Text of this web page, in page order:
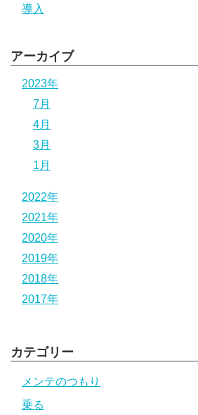
導入
アーカイブ
2023年
7月
4月
3月
1月
2022年
2021年
2020年
2019年
2018年
2017年
カテゴリー
メンテのつもり
乗る